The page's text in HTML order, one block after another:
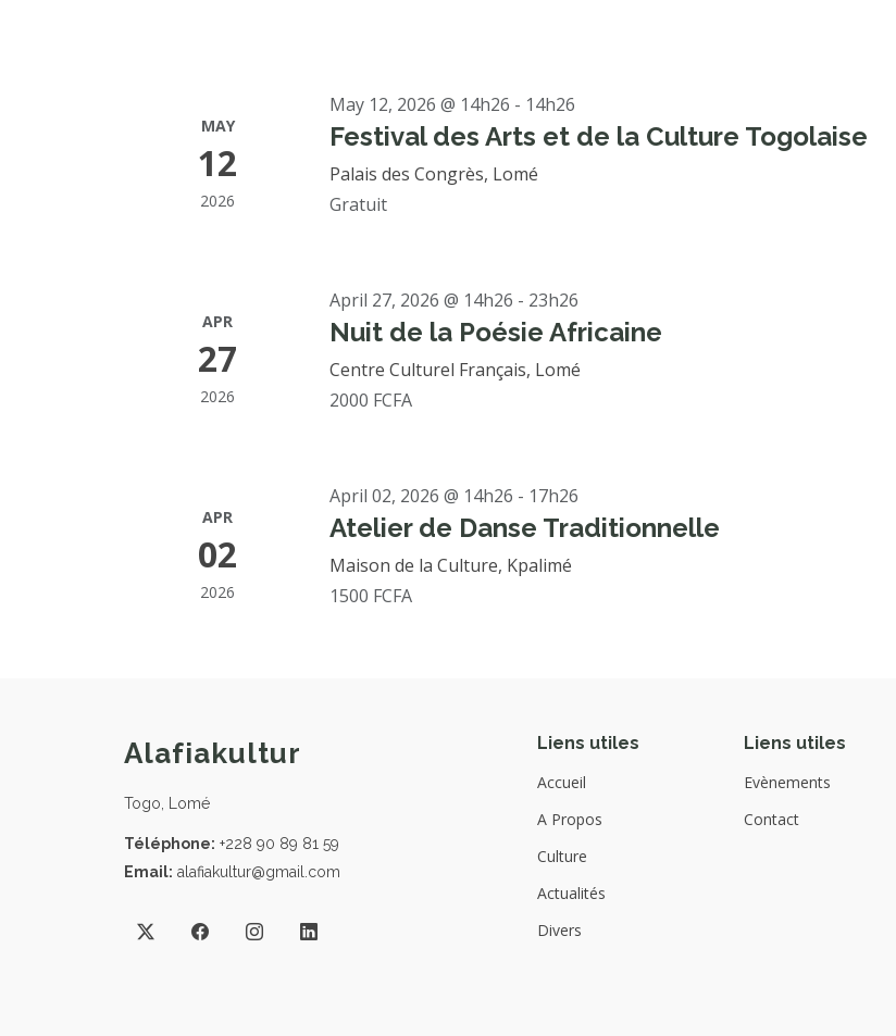
MAY
12
2026
May 12, 2026 @ 14h26 - 14h26
Festival des Arts et de la Culture Togolaise
Palais des Congrès, Lomé
Gratuit
APR
27
2026
April 27, 2026 @ 14h26 - 23h26
Nuit de la Poésie Africaine
Centre Culturel Français, Lomé
2000 FCFA
APR
02
2026
April 02, 2026 @ 14h26 - 17h26
Atelier de Danse Traditionnelle
Maison de la Culture, Kpalimé
1500 FCFA
Alafiakultur
Togo, Lomé
Téléphone: +228 90 89 81 59
Email: alafiakultur@gmail.com
Liens utiles
Accueil
A Propos
Culture
Actualités
Divers
Liens utiles
Evènements
Contact